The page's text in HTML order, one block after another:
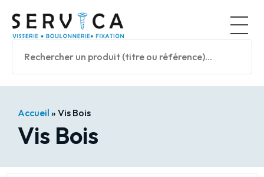
Accueil » Vis Bois
Vis Bois